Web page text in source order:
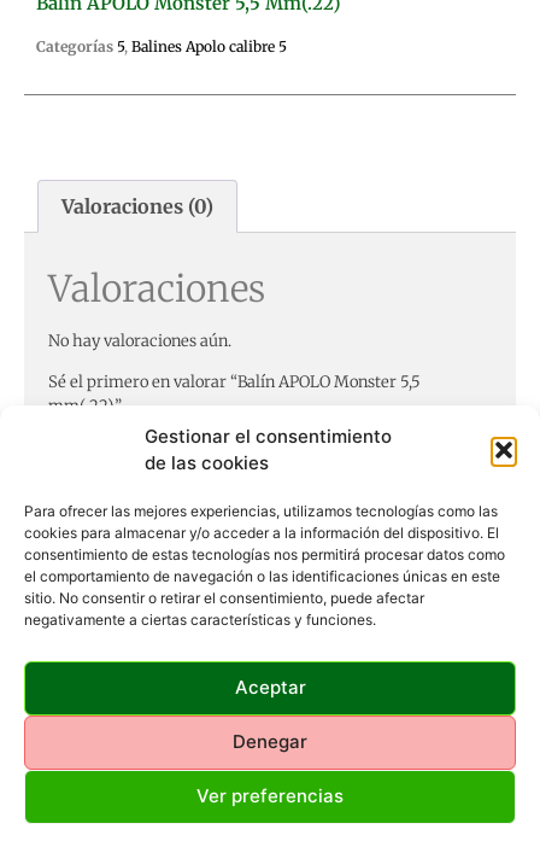
Gestionar el consentimiento
de las cookies
Para ofrecer las mejores experiencias, utilizamos tecnologías como las
cookies para almacenar y/o acceder a la información del dispositivo. El
consentimiento de estas tecnologías nos permitirá procesar datos como
el comportamiento de navegación o las identificaciones únicas en este
sitio. No consentir o retirar el consentimiento, puede afectar
negativamente a ciertas características y funciones.
Aceptar
Denegar
Ver preferencias
Categorías 5, Balines Apolo calibre 5
Valoraciones (0)
Valoraciones
No hay valoraciones aún.
Sé el primero en valorar “Balín APOLO Monster 5,5
mm(.22)”
Tu dirección de correo electrónico no será publicada.
campos obligatorios están marcados con
Tu valoración*